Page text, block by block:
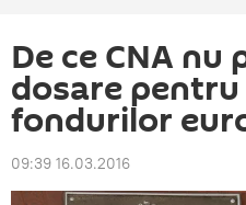
De ce CNA
dosare
fondurilor
09:39 16.03.2016